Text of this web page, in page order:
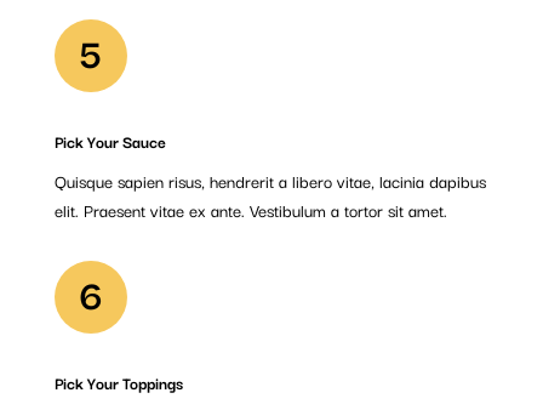
5
Pick Your Sauce
Quisque sapien risus, hendrerit a libero vitae, lacinia dapibus
elit. Praesent vitae ex ante. Vestibulum a tortor sit amet.
6
Pick Your Toppings